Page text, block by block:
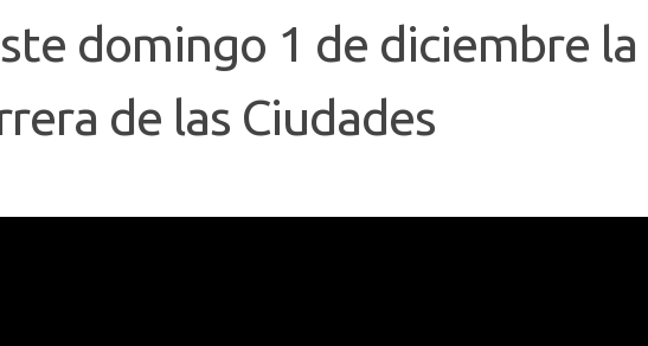
domingo 1 de diciembre la
de las Ciudades